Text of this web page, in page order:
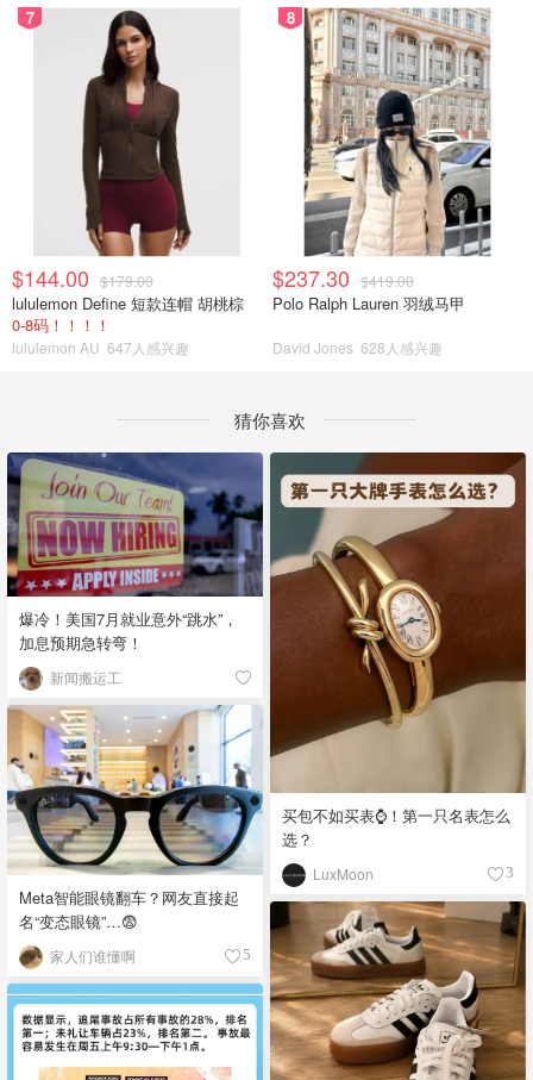
7
$144.00 $179.00
lululemon Define 短款连帽 胡桃棕
0-8码！！！！
lululemon AU 647人感兴趣
8
$237.30 $419.00
Polo Ralph Lauren 羽绒马甲
David Jones 628人感兴趣
猜你喜欢
爆冷！美国7月就业意外“跳水”，
加息预期急转弯！
新闻搬运工
买包不如买表⌚️！第一只名表怎么
选？
LuxMoon 3
Meta智能眼镜翻车？网友直接起
名“变态眼镜”…😨
家人们谁懂啊 5